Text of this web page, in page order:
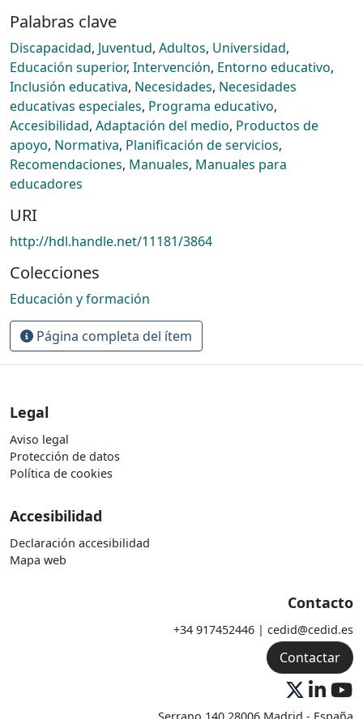
Palabras clave
Discapacidad, Juventud, Adultos, Universidad,
Educación superior, Intervención, Entorno educativo,
Inclusión educativa, Necesidades, Necesidades
educativas especiales, Programa educativo,
Accesibilidad, Adaptación del medio, Productos de
apoyo, Normativa, Planificación de servicios,
Recomendaciones, Manuales, Manuales para
educadores
URI
http://hdl.handle.net/11181/3864
Colecciones
Educación y formación
Página completa del ítem
Legal
Aviso legal
Protección de datos
Política de cookies
Accesibilidad
Declaración accesibilidad
Mapa web
Contacto
+34 917452446 | cedid@cedid.es
Contactar